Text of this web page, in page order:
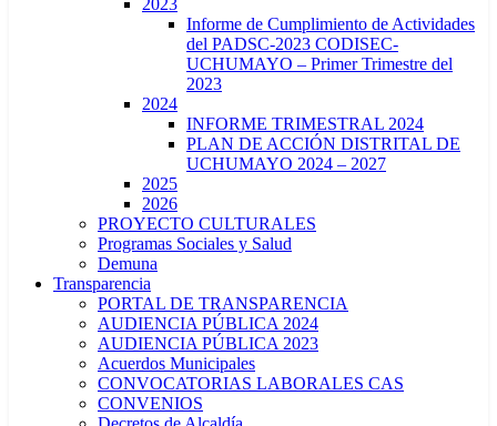
2023
Informe de Cumplimiento de Actividades
del PADSC-2023 CODISEC-
UCHUMAYO – Primer Trimestre del
2023
2024
INFORME TRIMESTRAL 2024
PLAN DE ACCIÓN DISTRITAL DE
UCHUMAYO 2024 – 2027
2025
2026
PROYECTO CULTURALES
Programas Sociales y Salud
Demuna
Transparencia
PORTAL DE TRANSPARENCIA
AUDIENCIA PÚBLICA 2024
AUDIENCIA PÚBLICA 2023
Acuerdos Municipales
CONVOCATORIAS LABORALES CAS
CONVENIOS